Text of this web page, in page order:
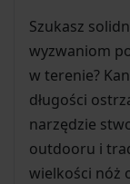
Szukasz
wyzwaniom
w terenie?
długości
narzędzie
outdooru i
wielkości nóż